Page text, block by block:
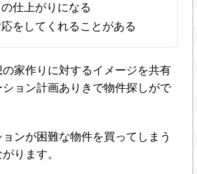
仕上がりになる
をしてくれることがある
家作りに対するイメージを共有
ョン計画ありきで物件探しがで
ンが困難な物件を買ってしまう
ります。